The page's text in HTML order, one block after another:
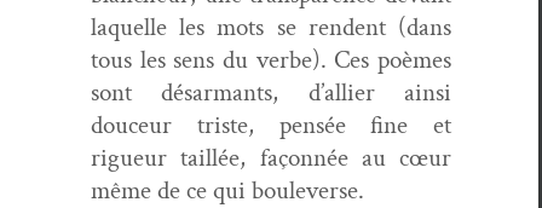
laque­lle les mots se ren­dent (dans
tous les sens du verbe). Ces poèmes
sont désar­mants, d’al­li­er ain­si
douceur triste, pen­sée fine et
rigueur tail­lée, façon­née au cœur
même de ce qui boule­verse.